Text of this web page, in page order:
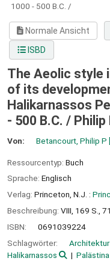
1000 - 500 B.C. /
Normale Ansicht
ISBD
The Aeolic style
of its
Halikarnassos
- 500 B.C. /
Von: Betancourt, Philip P
Ressourcentyp: Buch
Sprache: Englisch
Verlag: Princeton, N.J. :
Beschreibung: VIII, 169 S.,
ISBN:
0691039224
Schlagwörter:
Architektur
Halikarnassos
Palästina